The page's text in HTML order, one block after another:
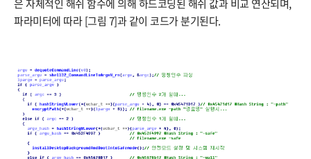
은 자체적인 해쉬 함수에 의해 하드코딩된 해쉬 값과 비교 연산되며,
파라미터에 따라 [그림 7]과 같이 코드가 분기된다.